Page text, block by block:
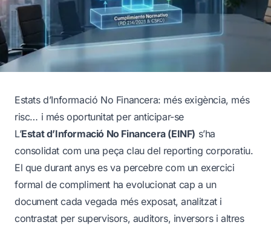
Estats d’Informació No Financera: més exigència, més
risc… i més oportunitat per anticipar-se
L’Estat d’Informació No Financera (EINF) s’ha
consolidat com una peça clau del reporting corporatiu.
El que durant anys es va percebre com un exercici
formal de compliment ha evolucionat cap a un
document cada vegada més exposat, analitzat i
contrastat per supervisors, auditors, inversors i altres